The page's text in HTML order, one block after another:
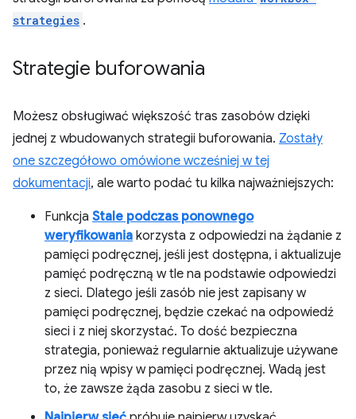
strategies .
Strategie buforowania
Możesz obsługiwać większość tras zasobów dzięki
jednej z wbudowanych strategii buforowania. Zostały
one szczegółowo omówione wcześniej w tej
dokumentacji, ale warto podać tu kilka najważniejszych:
Funkcja Stale podczas ponownego
weryfikowania korzysta z odpowiedzi na żądanie z
pamięci podręcznej, jeśli jest dostępna, i aktualizuje
pamięć podręczną w tle na podstawie odpowiedzi
z sieci. Dlatego jeśli zasób nie jest zapisany w
pamięci podręcznej, będzie czekać na odpowiedź
sieci i z niej skorzystać. To dość bezpieczna
strategia, ponieważ regularnie aktualizuje używane
przez nią wpisy w pamięci podręcznej. Wadą jest
to, że zawsze żąda zasobu z sieci w tle.